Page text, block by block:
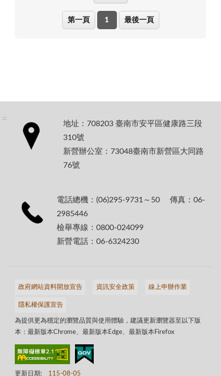
第一頁 1 最後一頁
:::
地址：708203 臺南市安平區健康路三段
310號
新營辦公室：73048臺南市新營區大同路
76號
電話總機：(06)295-9731～50 傳真：06-
2985446
檢舉專線：0800-024099
新營電話：06-6324230
政府網站資料開放宣告 資訊安全政策 線上申辦作業
隱私權保護宣告
為提供更為穩定的瀏覽品質與使用體驗，建議更新瀏覽器至以下版
本：最新版本Chrome、最新版本Edge、最新版本Firefox
更新日期: 115-08-05